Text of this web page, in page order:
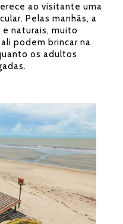
ao visitante uma
Pelas manhãs, a
e naturais, muito
podem brincar na
os adultos